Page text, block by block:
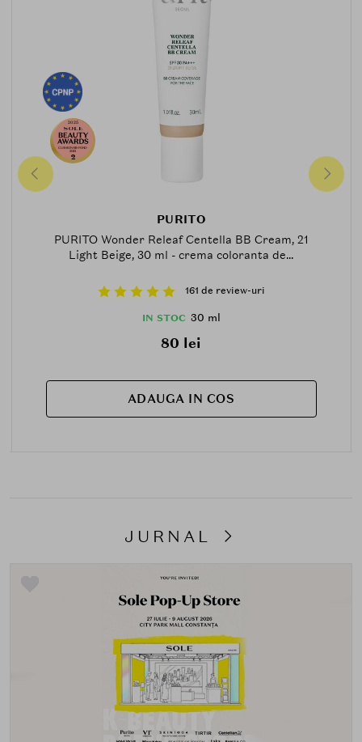
2025
CUSHION-BB-FOND-
2025
2
PURITO
PURITO Wonder Releaf Centella BB Cream, 21
Light Beige, 30 ml - crema coloranta de...
161 de review-uri
IN STOC 30 ml
80 lei
ADAUGA IN COS
JURNAL